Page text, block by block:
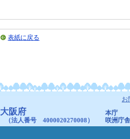
表紙に戻る
お
大阪府
（法人番号 4000020270008）
本庁
咲洲庁舎